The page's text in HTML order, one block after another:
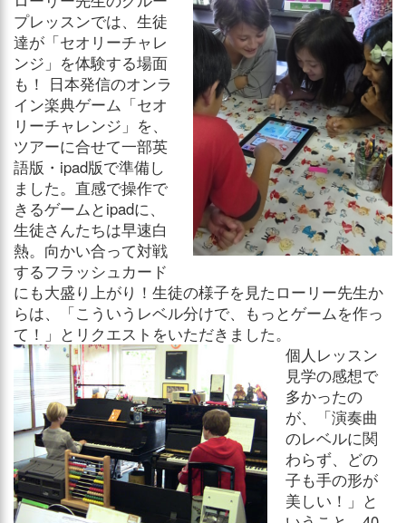
プレッスンでは、生徒
達が「セオリーチャレ
ンジ」を体験する場面
も！ 日本発信のオンラ
イン楽典ゲーム「セオ
リーチャレンジ」を、
ツアーに合せて一部英
語版・ipad版で準備し
ました。直感で操作で
きるゲームとipadに、
生徒さんたちは早速白
熱。向かい合って対戦
するフラッシュカード
にも大盛り上がり！生徒の様子を見たローリー先生か
らは、「こういうレベル分けで、もっとゲームを作っ
て！」とリクエストをいただきました。
個人レッスン
見学の感想で
多かったの
が、「演奏曲
のレベルに関
わらず、どの
子も手の形が
美しい！」と